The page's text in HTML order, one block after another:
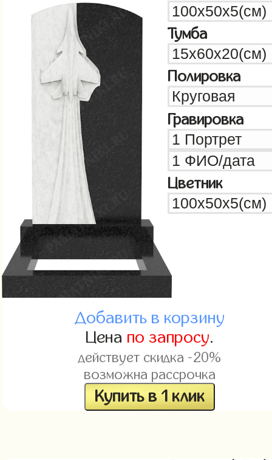
Тумба
Полировка
Гравировка
Цветник
Добавить в корзину
Цена по запросу.
действует скидка -20%
возможна рассрочка
Купить в 1 клик